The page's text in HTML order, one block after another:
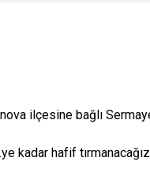
ilçesine bağlı
kadar hafif